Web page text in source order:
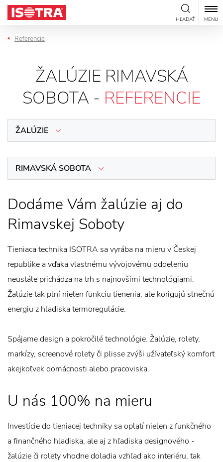
Preskočiť na obsah
HĽADAŤ MENU
Referencie
ŽALÚZIE RIMAVSKÁ
SOBOTA - REFERENCIE
ŽALÚZIE
RIMAVSKÁ SOBOTA
Dodáme Vám žalúzie aj do
Rimavskej Soboty
Tieniaca technika ISOTRA sa vyrába na mieru v Českej
republike a vďaka vlastnému vývojovému oddeleniu
neustále prichádza na trh s najnovšími technológiami.
Žalúzie tak plní nielen funkciu tienenia, ale korigujú slnečnú
energiu z hľadiska termoregulácie.
Spájame design a pokročilé technológie. Žalúzie, rolety,
markízy, screenové rolety či plisse zvýši užívateľský komfort
akejkoľvek domácnosti alebo pracoviska.
U nás 100% na mieru
Investície do tieniacej techniky sa oplatí nielen z funkčného
a finančného hľadiska, ale aj z hľadiska designového -
žalúzie či rolety vhodne doladia vzhľad ako interiéru, tak